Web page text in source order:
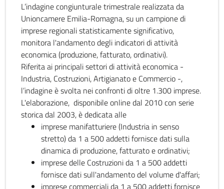
L’indagine congiunturale trimestrale realizzata da
Unioncamere Emilia-Romagna, su un campione di
imprese regionali statisticamente significativo,
monitora l'andamento degli indicatori di attività
economica (produzione, fatturato, ordinativi).
Riferita ai principali settori di attività economica -
Industria, Costruzioni, Artigianato e Commercio -,
l’indagine è svolta nei confronti di oltre 1.300 imprese.
L'elaborazione, disponibile online dal 2010 con serie
storica dal 2003, è dedicata alle
imprese manifatturiere (Industria in senso
stretto) da 1 a 500 addetti fornisce dati sulla
dinamica di produzione, fatturato e ordinativi;
imprese delle Costruzioni da 1 a 500 addetti
fornisce dati sull'andamento del volume d'affari;
imprese commerciali da 1 a 500 addetti fornisce